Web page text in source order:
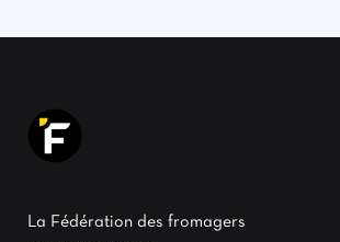
La Fédération des fromagers